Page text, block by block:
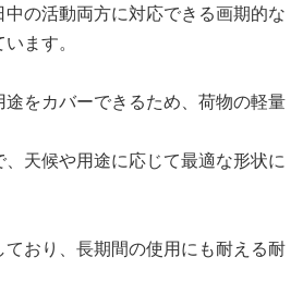
の活動両方に対応できる画期的な
ます。
をカバーできるため、荷物の軽量
天候や用途に応じて最適な形状に
おり、長期間の使用にも耐える耐